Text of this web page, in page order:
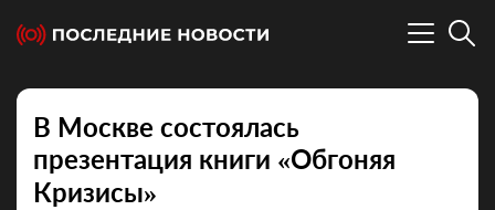
В Москве состоялась
презентация книги «Обгоняя
Кризисы»